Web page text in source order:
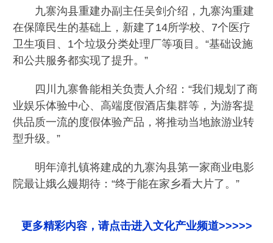
九寨沟县重建办副主任吴剑介绍，九寨沟重建
在保障民生的基础上，新建了14所学校、7个医疗
卫生项目、1个垃圾分类处理厂等项目。“基础设施
和公共服务都实现了提升。”
四川九寨鲁能相关负责人介绍：“我们规划了商
业娱乐体验中心、高端度假酒店集群等，为游客提
供品质一流的度假体验产品，将推动当地旅游业转
型升级。”
明年漳扎镇将建成的九寨沟县第一家商业电影
院最让娥么嫚期待：“终于能在家乡看大片了。”
更多精彩内容，请点击进入文化产业频道>>>>>